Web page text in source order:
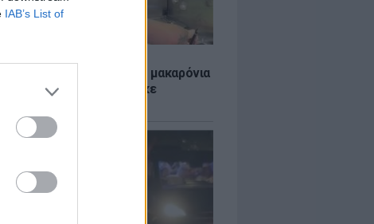
IAB’s List of
Μπέκαμ έβρασε μακαρόνια
νερό και δέχτηκε